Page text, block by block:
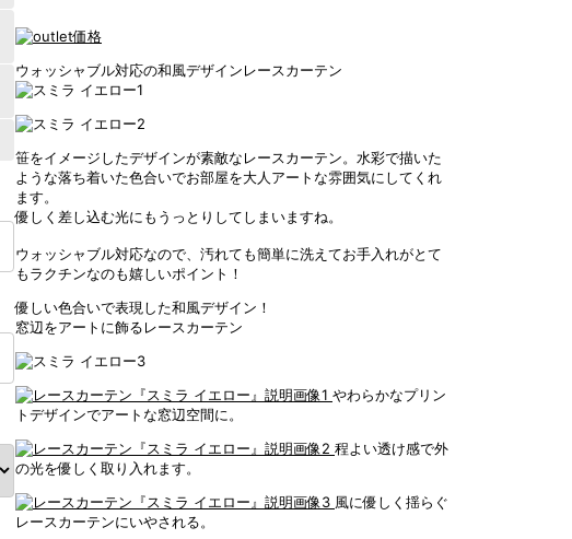
ウォッシャブル対応の和風デザインレースカーテン
笹をイメージしたデザインが素敵なレースカーテン。水彩で描いた
ような落ち着いた色合いでお部屋を大人アートな雰囲気にしてくれ
ます。
優しく差し込む光にもうっとりしてしまいますね。
ウォッシャブル対応なので、汚れても簡単に洗えてお手入れがとて
もラクチンなのも嬉しいポイント！
優しい色合いで表現した和風デザイン！
窓辺をアートに飾るレースカーテン
やわらかなプリン
トデザインでアートな窓辺空間に。
程よい透け感で外
の光を優しく取り入れます。
風に優しく揺らぐ
レースカーテンにいやされる。